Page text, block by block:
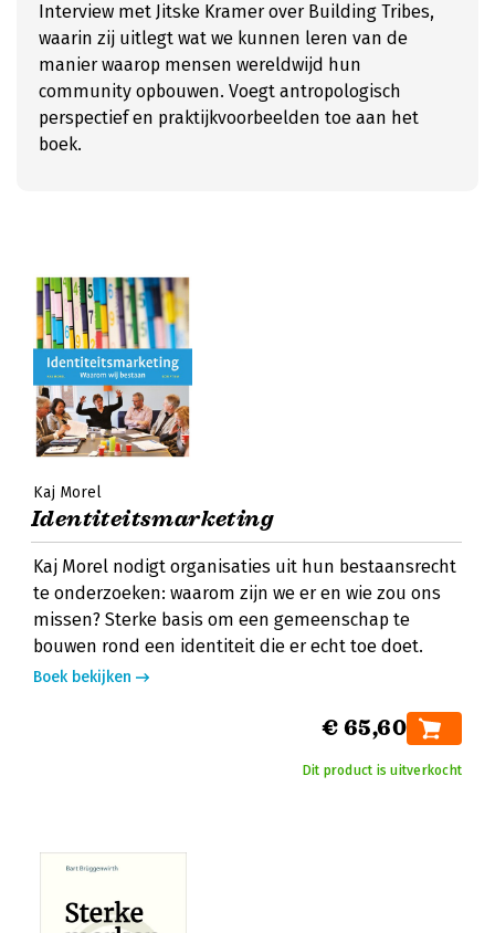
Interview met Jitske Kramer over Building Tribes,
waarin zij uitlegt wat we kunnen leren van de
manier waarop mensen wereldwijd hun
community opbouwen. Voegt antropologisch
perspectief en praktijkvoorbeelden toe aan het
boek.
Kaj Morel
Identiteitsmarketing
Kaj Morel nodigt organisaties uit hun bestaansrecht
te onderzoeken: waarom zijn we er en wie zou ons
missen? Sterke basis om een gemeenschap te
bouwen rond een identiteit die er echt toe doet.
Boek bekijken
€ 65,60
Dit product is uitverkocht